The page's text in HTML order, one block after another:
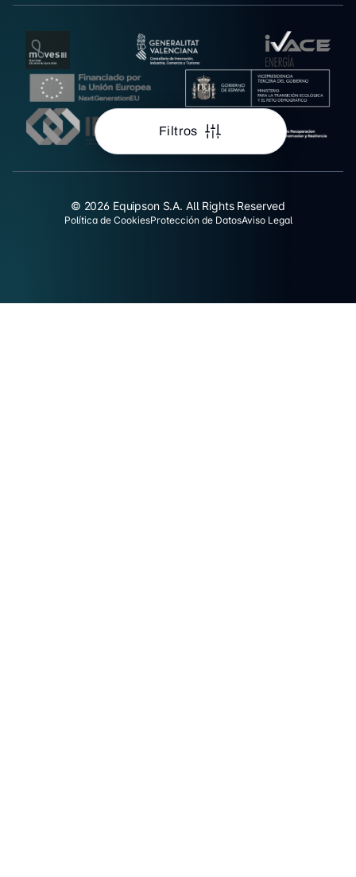
Filtros
© 2026 Equipson S.A. All Rights Reserved
Política de CookiesProtección de DatosAviso Legal